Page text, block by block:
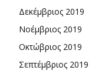
Δεκέμβριος 2019
Νοέμβριος 2019
Οκτώβριος 2019
Σεπτέμβριος 2019